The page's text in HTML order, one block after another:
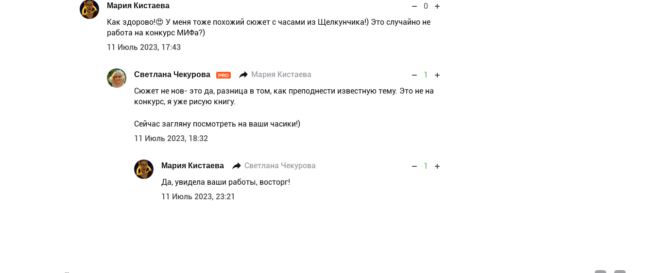
Мария Кистаева
0
Как здорово!😍 У меня тоже похожий сюжет с часами из Щелкунчика!) Это случайно не
работа на конкурс МИФа?)
11 Июль 2023, 17:43
Светлана Чекурова PRO Мария Кистаева
1
Сюжет не нов- это да, разница в том, как преподнести известную тему. Это не на
конкурс, я уже рисую книгу.
Сейчас загляну посмотреть на ваши часики!)
11 Июль 2023, 18:32
Мария Кистаева Светлана Чекурова
1
Да, увидела ваши работы, восторг!
11 Июль 2023, 23:21